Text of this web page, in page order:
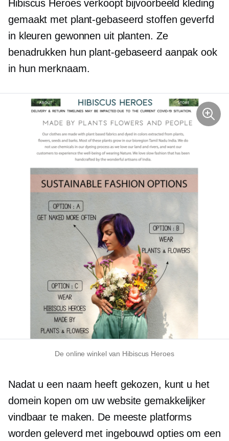
Hibiscus Heroes verkoopt bijvoorbeeld kleding
gemaakt met plant-gebaseerd stoffen geverfd
in kleuren gewonnen uit planten. Ze
benadrukken hun plant-gebaseerd aanpak ook
in hun merknaam.
De online winkel van Hibiscus Heroes
Nadat u een naam heeft gekozen, kunt u het
domein kopen om uw website gemakkelijker
vindbaar te maken. De meeste platforms
worden geleverd met ingebouwd opties om een